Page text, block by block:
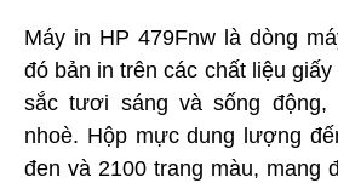
Máy in HP 479Fnw là dòng
đó bản in trên các chất liệu
sắc tươi sáng và sống động,
nhoè. Hộp mực dung lượng
đen và 2100 trang màu, mang